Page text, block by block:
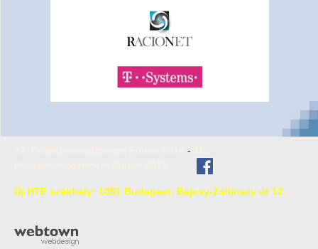
-
Új HTE székhely: 1051 Budapest, Bajcsy-Zsilinszy út 12.